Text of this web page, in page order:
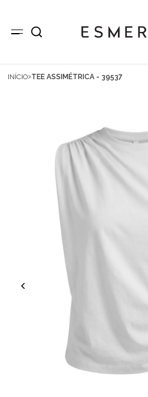
INÍCIO TEE ASSIMÉTRICA - 39537